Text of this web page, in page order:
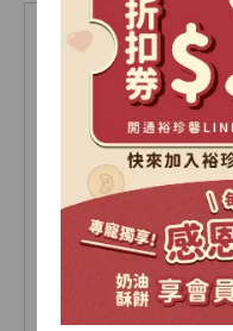
【2026中秋限定】暖
月-雙層A禮盒
18入(盒)
NT$ 1030